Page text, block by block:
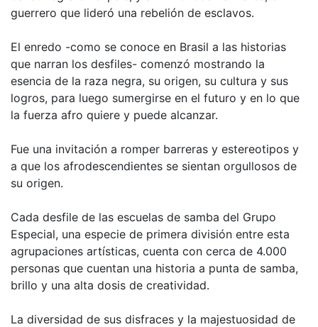
guerrero que lideró una rebelión de esclavos.
El enredo -como se conoce en Brasil a las historias
que narran los desfiles- comenzó mostrando la
esencia de la raza negra, su origen, su cultura y sus
logros, para luego sumergirse en el futuro y en lo que
la fuerza afro quiere y puede alcanzar.
Fue una invitación a romper barreras y estereotipos y
a que los afrodescendientes se sientan orgullosos de
su origen.
Cada desfile de las escuelas de samba del Grupo
Especial, una especie de primera división entre esta
agrupaciones artísticas, cuenta con cerca de 4.000
personas que cuentan una historia a punta de samba,
brillo y una alta dosis de creatividad.
La diversidad de sus disfraces y la majestuosidad de